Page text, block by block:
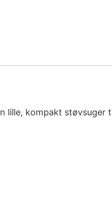
kompakt støvsuger